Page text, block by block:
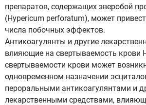
препаратов, содержащих зверобой
(Hypericum perforatum), может
числа побочных эффектов.
Антикоагулянты и другие
влияющие на свертываемость крови
свертываемости крови может
одновременном назначении
пероральными антикоагулянтами и
лекарственными средствами,